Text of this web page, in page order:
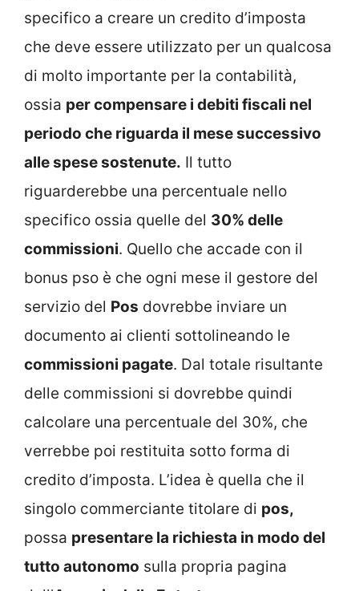
specifico a creare un credito d’imposta
che deve essere utilizzato per un qualcosa
di molto importante per la contabilità,
ossia per compensare i debiti fiscali nel
periodo che riguarda il mese successivo
alle spese sostenute. Il tutto
riguarderebbe una percentuale nello
specifico ossia quelle del 30% delle
commissioni. Quello che accade con il
bonus pso è che ogni mese il gestore del
servizio del Pos dovrebbe inviare un
documento ai clienti sottolineando le
commissioni pagate. Dal totale risultante
delle commissioni si dovrebbe quindi
calcolare una percentuale del 30%, che
verrebbe poi restituita sotto forma di
credito d’imposta. L’idea è quella che il
singolo commerciante titolare di pos,
possa presentare la richiesta in modo del
tutto autonomo sulla propria pagina